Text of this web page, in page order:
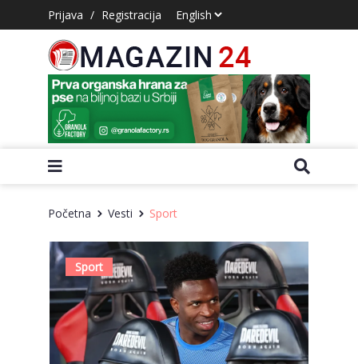
Prijava / Registracija
Početna Vesti Sport
Sport